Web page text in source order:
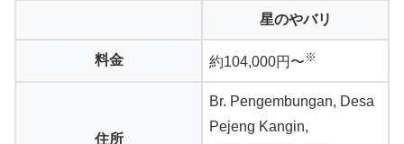
星のやバリ
料金 約104,000円〜 ※
住所
Br. Pengembungan, Desa
Pejeng Kangin,